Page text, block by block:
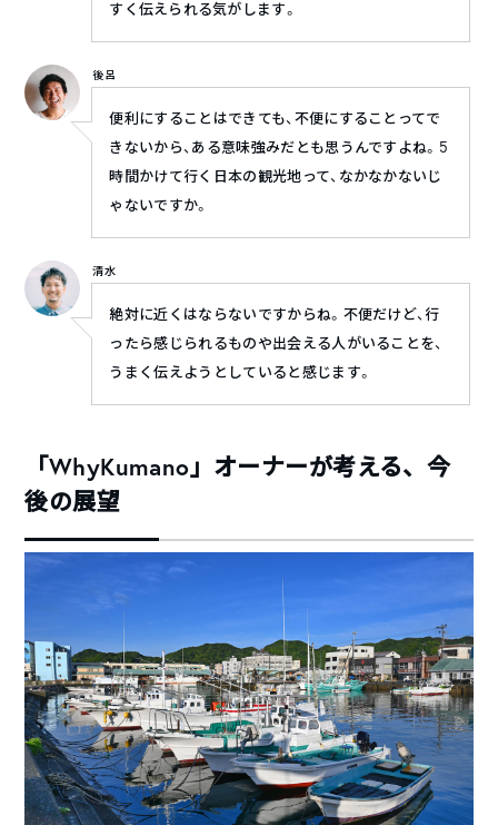
すく伝えられる気がします。
後呂
便利にすることはできても、不便にすることってで
きないから、ある意味強みだとも思うんですよね。5
時間かけて行く日本の観光地って、なかなかないじ
ゃないですか。
清水
絶対に近くはならないですからね。不便だけど、行
ったら感じられるものや出会える人がいることを、
うまく伝えようとしていると感じます。
「WhyKumano」オーナーが考える、今
後の展望